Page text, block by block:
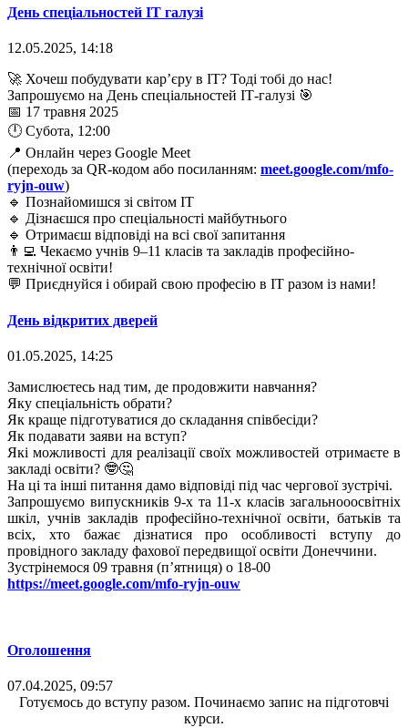
День спеціальностей ІТ галузі
12.05.2025, 14:18
🚀 Хочеш побудувати кар’єру в ІТ? Тоді тобі до нас!
Запрошуємо на День спеціальностей ІТ-галузі 🎯
📅 17 травня 2025
🕛 Субота, 12:00
📍 Онлайн через Google Meet
(переходь за QR-кодом або посиланням: meet.google.com/mfo-
ryjn-ouw)
🔹 Познайомишся зі світом ІТ
🔹 Дізнаєшся про спеціальності майбутнього
🔹 Отримаєш відповіді на всі свої запитання
👨‍💻 Чекаємо учнів 9–11 класів та закладів професійно-
технічної освіти!
💬 Приєднуйся і обирай свою професію в ІТ разом із нами!
День відкритих дверей
01.05.2025, 14:25
Замислюєтесь над тим, де продовжити навчання?
Яку спеціальність обрати?
Як краще підготуватися до складання співбесіди?
Як подавати заяви на вступ?
Які можливості для реалізації своїх можливостей отримаєте в
закладі освіти? 🤓🤔
На ці та інші питання дамо відповіді під час чергової зустрічі.
Запрошуємо випускників 9-х та 11-х класів загальнооосвітніх
шкіл, учнів закладів професійно-технічної освіти, батьків та
всіх, хто бажає дізнатися про особливості вступу до
провідного закладу фахової передвищої освіти Донеччини.
Зустрінемося 09 травня (п’ятниця) о 18-00
https://meet.google.com/mfo-ryjn-ouw
Оголошення
07.04.2025, 09:57
Готуємось до вступу разом. Починаємо запис на підготовчі
курси.